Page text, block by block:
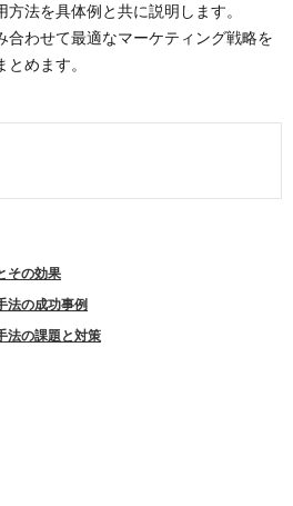
法を具体例と共に説明します。
合わせて最適なマーケティング戦略を
めます。
その効果
法の成功事例
法の課題と対策